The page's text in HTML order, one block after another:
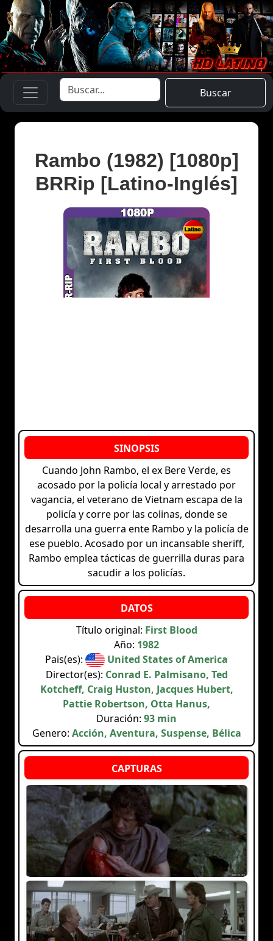
Buscar
Rambo (1982) [1080p]
BRRip [Latino-Inglés]
Cuando John Rambo, el ex Bere Verde, es
acosado por la policía local y arrestado por
vagancia, el veterano de Vietnam escapa de la
policía y corre por las colinas, donde se
desarrolla una guerra ente Rambo y la policía de
ese pueblo. Acosado por un incansable sheriff,
Rambo emplea tácticas de guerrilla duras para
sacudir a los policías.
Título original: First Blood
Año: 1982
Pais(es):
United States of America
Director(es): Conrad E. Palmisano, Ted
Kotcheff, Craig Huston, Jacques Hubert,
Pattie Robertson, Otta Hanus,
Duración: 93 min
Genero: Acción, Aventura, Suspense, Bélica